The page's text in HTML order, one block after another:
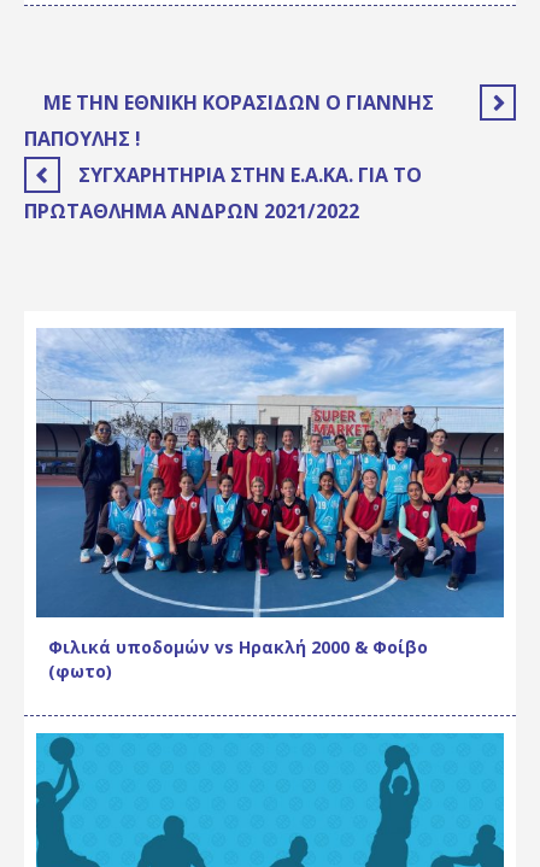
ΜΕ ΤΗΝ ΕΘΝΙΚΉ ΚΟΡΑΣΊΔΩΝ Ο ΓΙΆΝΝΗΣ
ΠΑΠΟΎΛΗΣ !
ΣΥΓΧΑΡΗΤΉΡΙΑ ΣΤΗΝ Ε.Α.ΚΑ. ΓΙΑ ΤΟ
ΠΡΩΤΆΘΛΗΜΑ ΑΝΔΡΏΝ 2021/2022
Φιλικά υποδομών vs Ηρακλή 2000 & Φοίβο
(φωτο)